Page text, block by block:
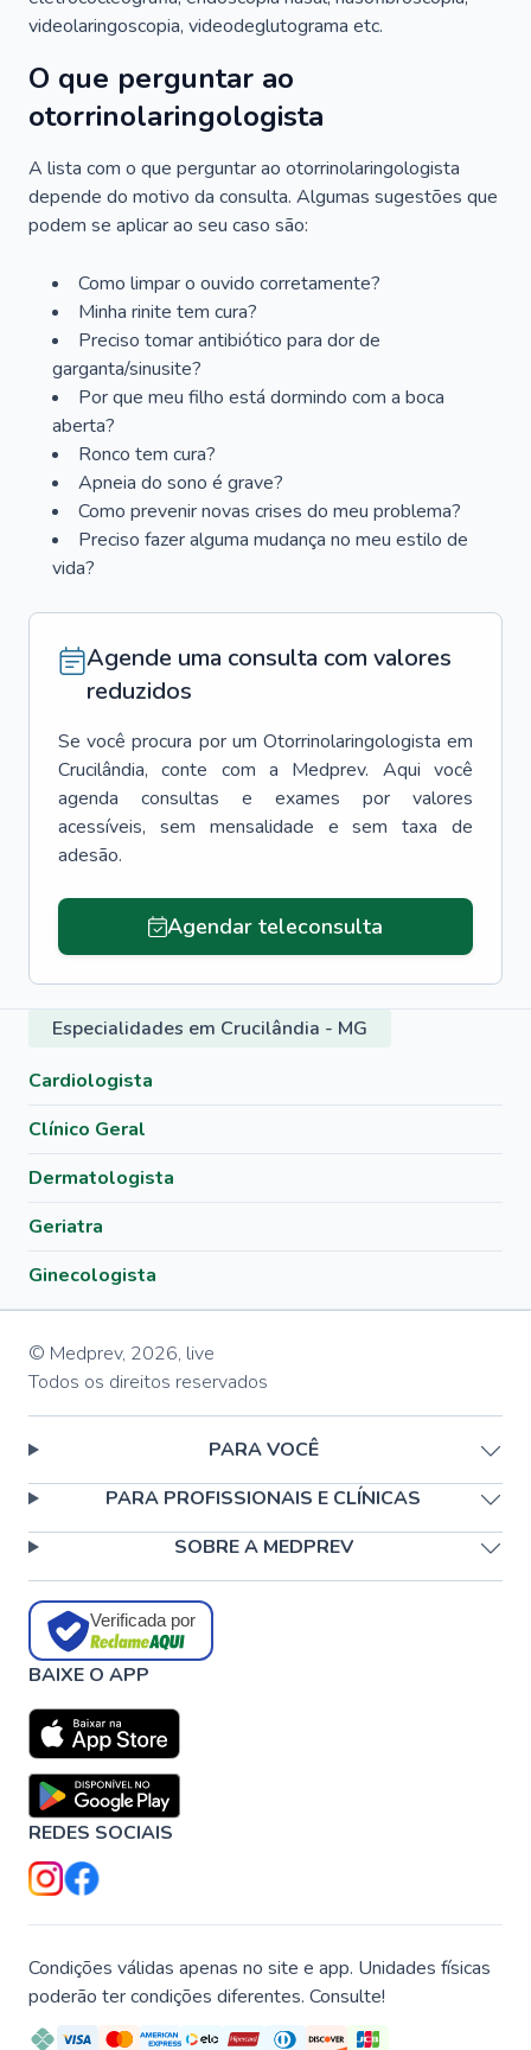
videolaringoscopia, videodeglutograma etc.
O que perguntar ao
otorrinolaringologista
A lista com o que perguntar ao otorrinolaringologista
depende do motivo da consulta. Algumas sugestões que
podem se aplicar ao seu caso são:
Como limpar o ouvido corretamente?
Minha rinite tem cura?
Preciso tomar antibiótico para dor de
garganta/sinusite?
Por que meu filho está dormindo com a boca
aberta?
Ronco tem cura?
Apneia do sono é grave?
Como prevenir novas crises do meu problema?
Preciso fazer alguma mudança no meu estilo de
vida?
Agende uma consulta com valores
reduzidos
Se você procura por um Otorrinolaringologista em
Crucilândia, conte com a Medprev. Aqui você
agenda consultas e exames por valores
acessíveis, sem mensalidade e sem taxa de
adesão.
Agendar teleconsulta
Especialidades em Crucilândia - MG
Cardiologista
Clínico Geral
Dermatologista
Geriatra
Ginecologista
© Medprev, 2026, live
Todos os direitos reservados
PARA VOCÊ
PARA PROFISSIONAIS E CLÍNICAS
SOBRE A MEDPREV
Verificada por
BAIXE O APP
REDES SOCIAIS
Condições válidas apenas no site e app. Unidades físicas
poderão ter condições diferentes. Consulte!